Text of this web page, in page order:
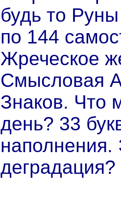
будь то
по 144
Жреческое
Смысловая
Знаков. Что
день? 33
наполнения.